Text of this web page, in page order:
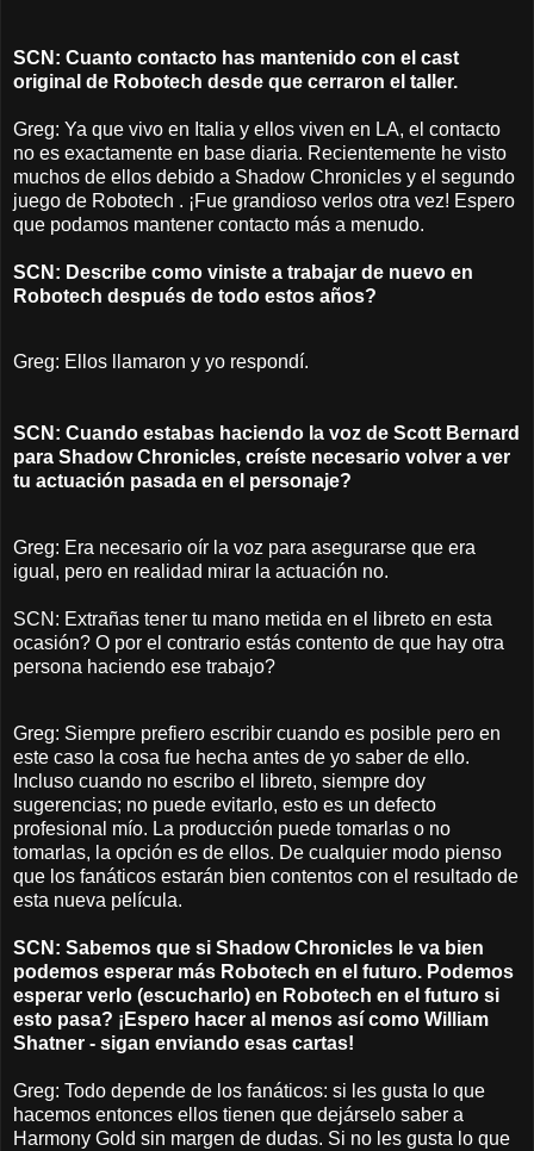
SCN: Cuanto contacto has mantenido con el cast
original de Robotech desde que cerraron el taller.
Greg: Ya que vivo en Italia y ellos viven en LA, el contacto
no es exactamente en base diaria. Recientemente he visto
muchos de ellos debido a Shadow Chronicles y el segundo
juego de Robotech . ¡Fue grandioso verlos otra vez! Espero
que podamos mantener contacto más a menudo.
SCN: Describe como viniste a trabajar de nuevo en
Robotech después de todo estos años?
Greg: Ellos llamaron y yo respondí.
SCN: Cuando estabas haciendo la voz de Scott Bernard
para Shadow Chronicles, creíste necesario volver a ver
tu actuación pasada en el personaje?
Greg: Era necesario oír la voz para asegurarse que era
igual, pero en realidad mirar la actuación no.
SCN: Extrañas tener tu mano metida en el libreto en esta
ocasión? O por el contrario estás contento de que hay otra
persona haciendo ese trabajo?
Greg: Siempre prefiero escribir cuando es posible pero en
este caso la cosa fue hecha antes de yo saber de ello.
Incluso cuando no escribo el libreto, siempre doy
sugerencias; no puede evitarlo, esto es un defecto
profesional mío. La producción puede tomarlas o no
tomarlas, la opción es de ellos. De cualquier modo pienso
que los fanáticos estarán bien contentos con el resultado de
esta nueva película.
SCN: Sabemos que si Shadow Chronicles le va bien
podemos esperar más Robotech en el futuro. Podemos
esperar verlo (escucharlo) en Robotech en el futuro si
esto pasa? ¡Espero hacer al menos así como William
Shatner - sigan enviando esas cartas!
Greg: Todo depende de los fanáticos: si les gusta lo que
hacemos entonces ellos tienen que dejárselo saber a
Harmony Gold sin margen de dudas. Si no les gusta lo que